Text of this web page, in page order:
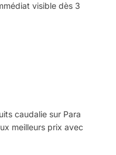
visible dès 3
caudalie sur Para
meilleurs prix avec